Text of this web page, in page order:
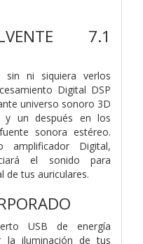
7.1
sin ni siquiera verlos
Digital DSP
universo sonoro 3D
y un después en los
sonora estéreo.
amplificador Digital,
el sonido para
de tus auriculares.
USB de energía
la iluminación de tus